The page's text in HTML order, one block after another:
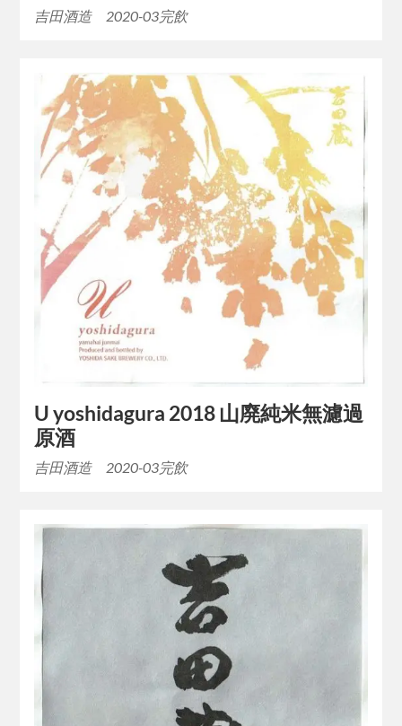
吉田酒造 2020-03完飲
U yoshidagura 2018 山廃純米無濾過
原酒
吉田酒造 2020-03完飲